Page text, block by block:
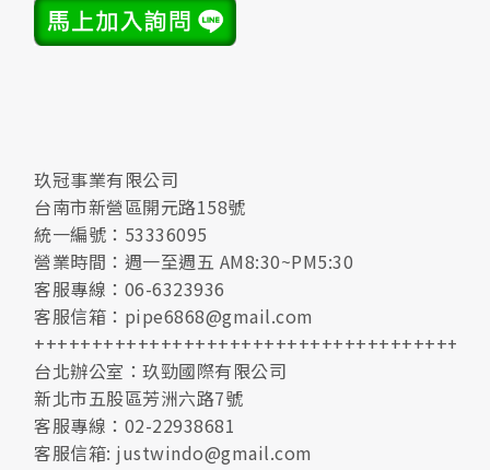
玖冠事業有限公司
台南市新營區開元路158號
統一編號：53336095
營業時間：週一至週五 AM8:30~PM5:30
客服專線：06-6323936
客服信箱：pipe6868@gmail.com
+++++++++++++++++++++++++++++++++++++
台北辦公室：玖勁國際有限公司
新北市五股區芳洲六路7號
客服專線：02-22938681
客服信箱: justwindo@gmail.com